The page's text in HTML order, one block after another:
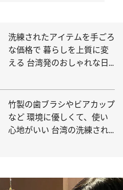
洗練されたアイテムを手ごろ
な価格で 暮らしを上質に変
える 台湾発のおしゃれな日
竹製の歯ブラシやビアカップ
など 環境に優しくて、使い
心地がいい 台湾の洗練され